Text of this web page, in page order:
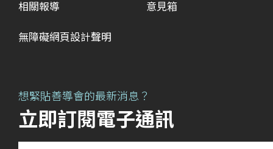
相關報導 意見箱
無障礙網頁設計聲明
想緊貼善導會的最新消息？
立即訂閱電子通訊